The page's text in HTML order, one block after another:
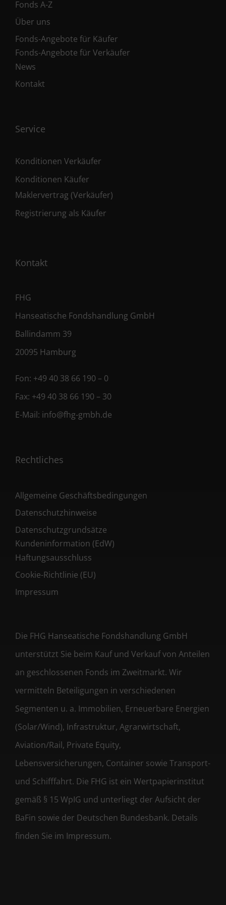
Fonds A-Z
Über uns
Fonds-Angebote für Käufer
Fonds-Angebote für Verkäufer
News
Kontakt
Service
Konditionen Verkäufer
Konditionen Käufer
Maklervertrag (Verkäufer)
Registrierung als Käufer
Kontakt
FHG
Hanseatische Fondshandlung GmbH
Ballindamm 39
20095 Hamburg
Fon: +49 40 38 66 190 – 0
Fax: +49 40 38 66 190 – 30
E-Mail: info@fhg-gmbh.de
Rechtliches
Allgemeine Geschäftsbedingungen
Datenschutzhinweise
Datenschutzgrundsätze
Kundeninformation (EdW)
Haftungsausschluss
Cookie-Richtlinie (EU)
Impressum
Die FHG Hanseatische Fondshandlung GmbH
unterstützt Sie beim Kauf und Verkauf von Anteilen
an geschlossenen Fonds im Zweitmarkt. Wir
vermitteln Beteiligungen in verschiedenen
Segmenten u. a. Immobilien, Erneuerbare Energien
(Solar/Wind), Infrastruktur, Agrarwirtschaft,
Aviation/Rail, Private Equity,
Lebensversicherungen, Container sowie Transport-
und Schifffahrt. Die FHG ist ein Wertpapierinstitut
gemäß § 15 WpIG und unterliegt der Aufsicht der
BaFin sowie der Deutschen Bundesbank. Details
finden Sie im Impressum.